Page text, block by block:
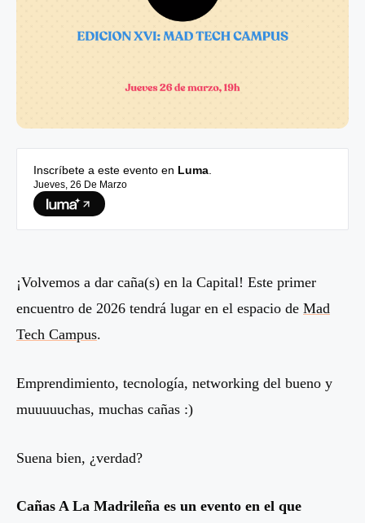
Inscríbete a este evento en Luma
Jueves, 26 De Marzo
¡Volvemos a dar caña(s) en la Capital! Este primer
encuentro de 2026 tendrá lugar en el espacio de Mad
Tech Campus.
Emprendimiento, tecnología, networking del bueno y
muuuuuchas, muchas cañas :)
Suena bien, ¿verdad?
Cañas A La Madrileña es un evento en el que